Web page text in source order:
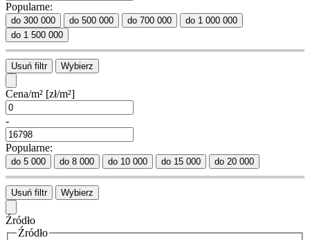
Popularne:
do 300 000 do 500 000 do 700 000
do 1 000 000
do 1 500 000
Usuń filtr Wybierz
Cena/m² [zł/m²]
-
Popularne:
do 5 000 do 8 000 do 10 000 do 15 000 do 20 000
Usuń filtr Wybierz
Źródło
Źródło